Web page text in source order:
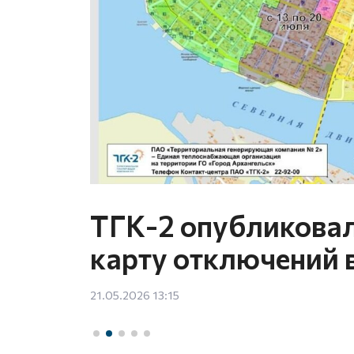
ТГК-2
карту отключений
21.05.2026 13:15